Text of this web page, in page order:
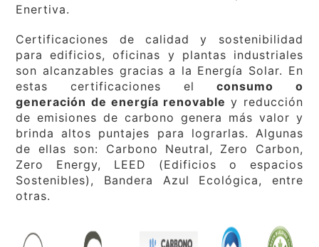
Enertiva.
Certificaciones de calidad y sostenibilidad
para edificios, oficinas y plantas industriales
son alcanzables gracias a la Energía Solar. En
estas certificaciones elconsumo o
generación de energía renovable y reducción
de emisiones de carbono genera más valor y
brinda altos puntajes para lograrlas. Algunas
de ellas son: Carbono Neutral, Zero Carbon,
Zero Energy, LEED (Edificios o espacios
Sostenibles), Bandera Azul Ecológica, entre
otras.